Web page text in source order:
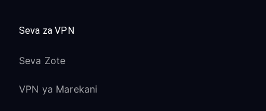
Seva za VPN
Seva Zote
VPN ya Marekani